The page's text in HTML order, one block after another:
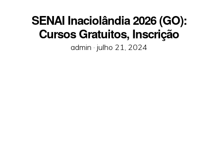
SENAI Inaciolândia 2026 (GO):
Cursos Gratuitos, Inscrição
admin · Posted
julho 21, 2024